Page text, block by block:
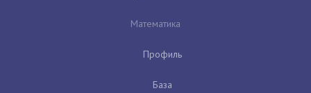
Математика
Профиль
База